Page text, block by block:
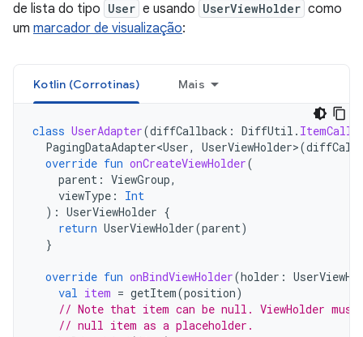
de lista do tipo User e usando UserViewHolder como
um marcador de visualização:
Kotlin (Corrotinas) Mais
class UserAdapter(diffCallback : DiffUtil .
PagingDataAdapter<User, UserViewHolder>(
override fun onCreateViewHolder(
parent : ViewGroup,
viewType :
Int
): UserViewHolder {
return UserViewHolder(parent)
}
override fun onBindViewHolder(holder :
val item = getItem(position)
// Note that item can be null. ViewHolder
// null item as a placeholder.